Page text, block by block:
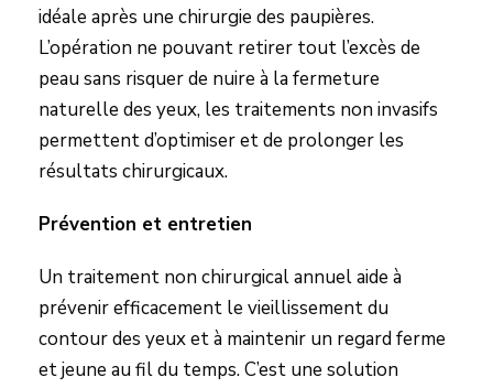
idéale après une chirurgie des paupières.
L’opération ne pouvant retirer tout l’excès de
peau sans risquer de nuire à la fermeture
naturelle des yeux, les traitements non invasifs
permettent d’optimiser et de prolonger les
résultats chirurgicaux.
Prévention et entretien
Un traitement non chirurgical annuel aide à
prévenir efficacement le vieillissement du
contour des yeux et à maintenir un regard ferme
et jeune au fil du temps. C’est une solution